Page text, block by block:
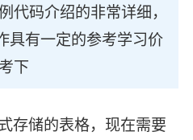
代码介绍的非常详细，
具有一定的参考学习价
下
存储的表格，现在需要